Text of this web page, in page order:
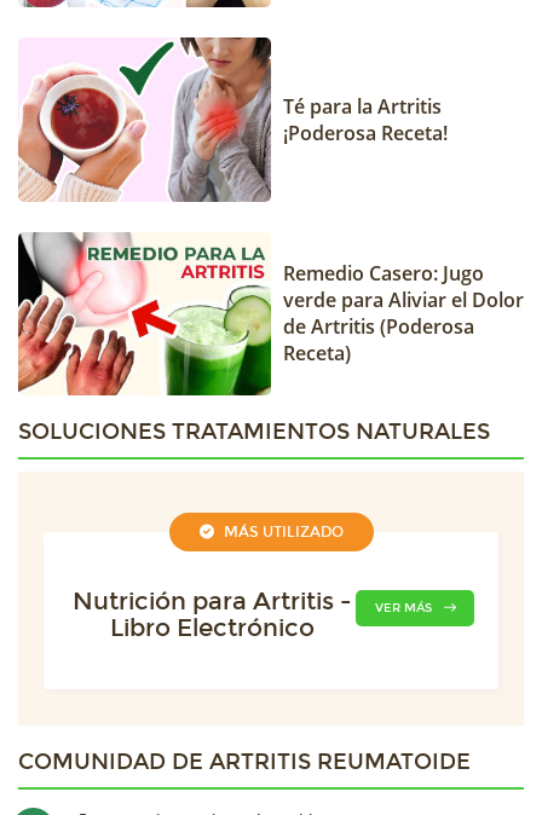
Té para la Artritis
¡Poderosa Receta!
Remedio Casero: Jugo
verde para Aliviar el Dolor
de Artritis (Poderosa
Receta)
SOLUCIONES TRATAMIENTOS NATURALES
MÁS UTILIZADO
Nutrición para Artritis -
Libro Electrónico
VER MÁS
COMUNIDAD DE ARTRITIS REUMATOIDE